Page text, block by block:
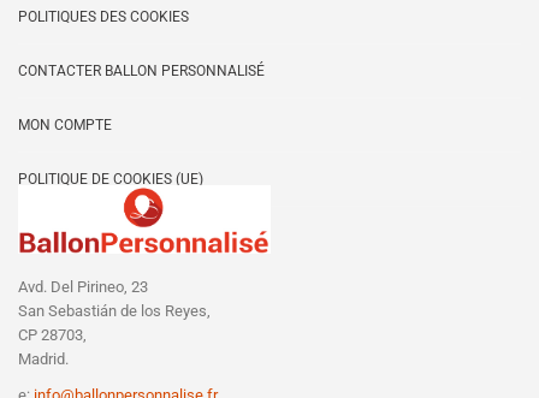
POLITIQUES DES COOKIES
CONTACTER BALLON PERSONNALISÉ
MON COMPTE
POLITIQUE DE COOKIES (UE)
Avd. Del Pirineo, 23
San Sebastián de los Reyes,
CP 28703,
Madrid.